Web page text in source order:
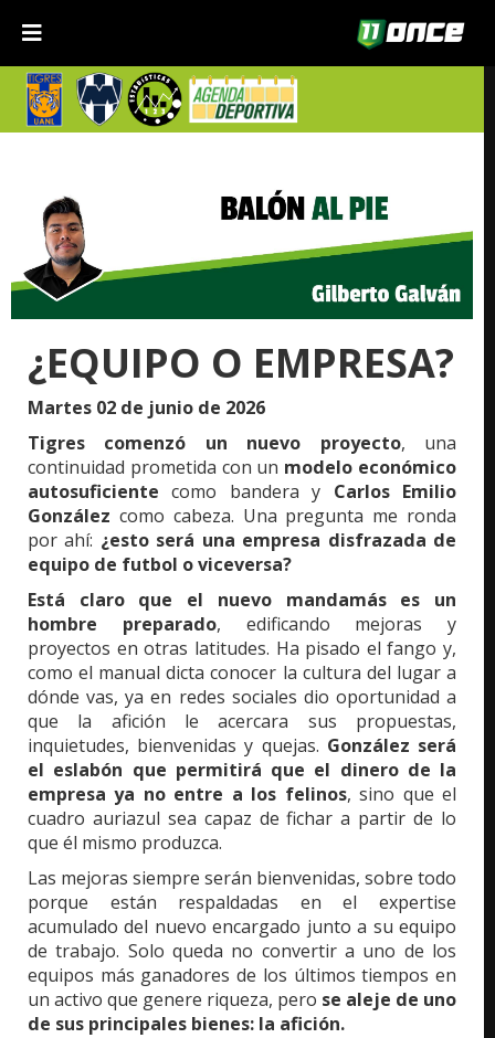
¿EQUIPO O EMPRESA?
Martes 02 de junio de 2026
Tigres comenzó un nuevo proyecto, una
continuidad prometida con un modelo económico
autosuficiente como bandera y Carlos Emilio
González como cabeza. Una pregunta me ronda
por ahí: ¿esto será una empresa disfrazada de
equipo de futbol o viceversa?
Está claro que el nuevo mandamás es un
hombre preparado, edificando mejoras y
proyectos en otras latitudes. Ha pisado el fango y,
como el manual dicta conocer la cultura del lugar a
dónde vas, ya en redes sociales dio oportunidad a
que la afición le acercara sus propuestas,
inquietudes, bienvenidas y quejas. González será
el eslabón que permitirá que el dinero de la
empresa ya no entre a los felinos, sino que el
cuadro auriazul sea capaz de fichar a partir de lo
que él mismo produzca.
Las mejoras siempre serán bienvenidas, sobre todo
porque están respaldadas en el expertise
acumulado del nuevo encargado junto a su equipo
de trabajo. Solo queda no convertir a uno de los
equipos más ganadores de los últimos tiempos en
un activo que genere riqueza, pero se aleje de uno
de sus principales bienes: la afición.